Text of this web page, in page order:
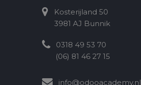
Kosterijland 50
3981 AJ Bunnik
0318 49 53 70
(06) 81 46 27 15
info@odooacademy.nl